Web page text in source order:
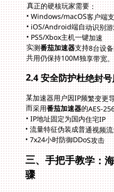
真正的硬核玩家需要：
• Windows/macOS客户端
• iOS/Android端自动识别
• PS5/Xbox主机一键加速
实测番茄加速器支持8台设
共用仍保持100M独享带宽。
2.4 安全防护杜绝封
某加速器用户因IP频繁变更
而采用番茄加速器的AES-
• IP地址固定为国内住宅IP
• 流量特征伪装成普通视频
• 7x24小时防御DDoS攻击
三、手把手教学：
骤